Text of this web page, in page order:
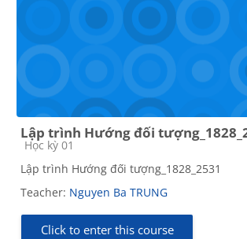
Lập trình Hướng đối
Course category
Học kỳ 01
Lập trình Hướng đối tượng_1828_2531
Teacher: Nguyen Ba TRUNG
Click to enter this course